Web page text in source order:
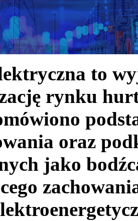
to
rynku
oraz
jako